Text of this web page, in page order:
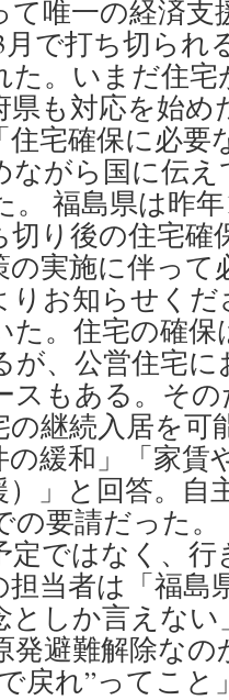
て唯一の経済
月で打ち切られ
た。いまだ住
県も対応を始
住宅確保に必要
ながら国に伝
福島県は昨
切り後の住宅確
の実施に伴っ
りお知らせく
た。住宅の確
が、公営住宅
スもある。そ
継続入居を可
の緩和」「家賃
）」と回答。自
の要請だった
定ではなく、
当者は「福島
としか言えな
発避難解除な
戻れ”ってこと